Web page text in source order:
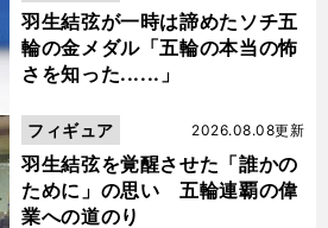
羽生結弦が一時は諦めたソチ五
輪の金メダル「五輪の本当の怖
さを知った......」
羽生結弦を覚醒させた「誰かの
ために」の思い 五輪連覇の偉
業への道のり
2026.08.08更新
フィギュア